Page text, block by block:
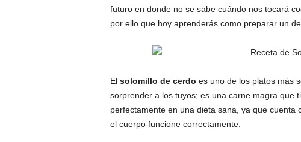
futuro en donde no se sabe cuándo nos tocará
por ello que hoy aprenderás como preparar un
El solomillo de cerdo es uno de los platos más
sorprender a los tuyos; es una carne magra que
perfectamente en una dieta sana, ya que
el cuerpo funcione correctamente.